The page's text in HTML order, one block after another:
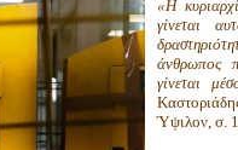
«Η
γίνεται
άνθρωπος
γίνεται
Ύψιλον, σ.